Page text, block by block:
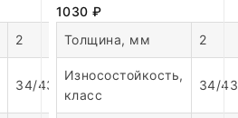
2
34/43
1030 ₽
Толщина, мм
2
Износостойкость,
класс
34/43